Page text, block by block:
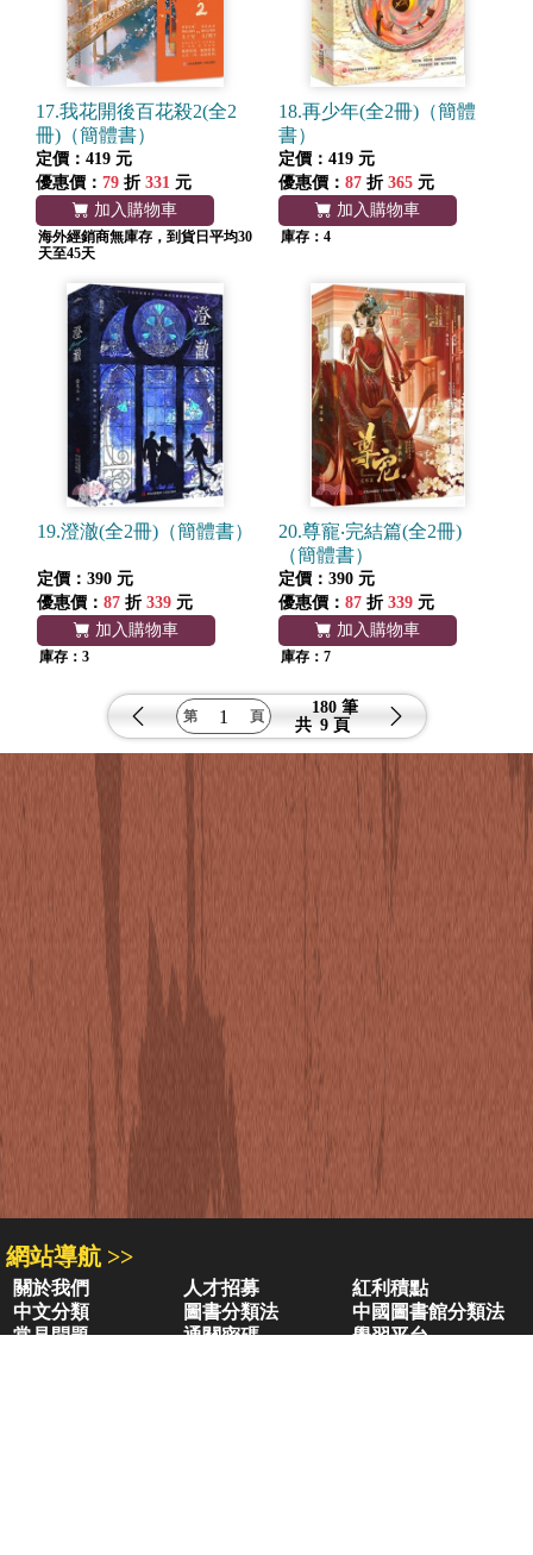
17.我花開後百花殺2(全2
冊)（簡體書）
定價：419 元
優惠價： 79 折 331 元
加入購物車
海外經銷商無庫存，到貨日平均30
天至45天
18.再少年(全2冊)（簡體
書）
定價：419 元
優惠價： 87 折 365 元
加入購物車
庫存：4
19.澄澈(全2冊)（簡體書）
定價：390 元
優惠價： 87 折 339 元
加入購物車
庫存：3
20.尊寵‧完結篇(全2冊)
（簡體書）
定價：390 元
優惠價： 87 折 339 元
加入購物車
庫存：7
共
180 筆
9 頁
網站導航 >>
關於我們 人才招募
紅利積點
中文分類
圖書分類法
中國圖書館分類法
常見問題
通關密碼
學習平台